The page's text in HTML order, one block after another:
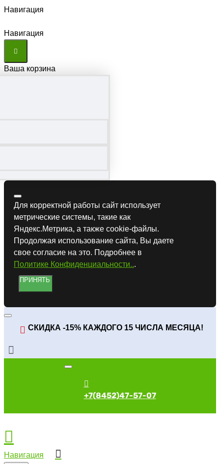
Навигация
Навигация
Ваша корзина
Для корректной работы сайт использует
метрические системы, такие как
Яндекс.Метрика, а также cookie-файлы.
Продолжая использование сайта, Вы даете
свое согласие на это. Подробнее в
Политике Конфиденциальности...
ПРИНЯТЬ
СКИДКА -15% КАЖДОГО 15 ЧИСЛА МЕСЯЦА!
+7(8452)47-57-07